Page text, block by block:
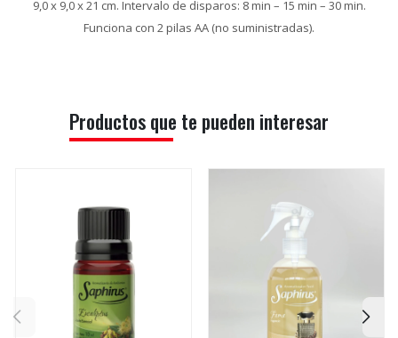
9,0 x 9,0 x 21 cm. Intervalo de disparos: 8 min – 15 min – 30 min.
Funciona con 2 pilas AA (no suministradas).
Productos que te pueden interesar